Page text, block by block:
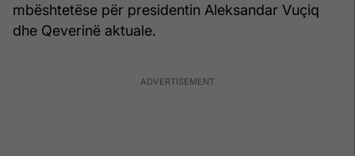
mbështetëse për presidentin Aleksandar Vuçiq
dhe Qeverinë aktuale.